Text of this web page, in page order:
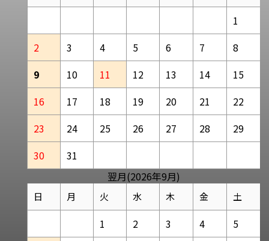
1
2
3 4 5 6 7
8
9
10 11 12 13 14
15
16
17 18 19 20 21
22
23
24 25 26 27 28
29
30
31
翌月(2026年9月)
日 月 火 水 木 金 土
1 2 3 4
5